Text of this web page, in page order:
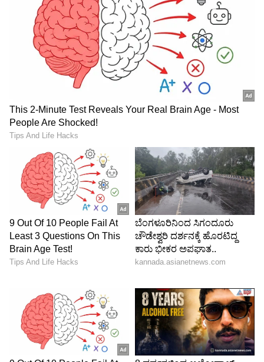
ಐಪಿಎಲ್ ಟೂರ್ನಿಯಲ್ಲಿ ಹನಿಟ್ರಾಪ್ ಹಾಗೂ ಲೈಂಗಿಕ
ಅಪಾಯ ಭೀತಿ ಎದುರಾಗಿರುವ ಕಾರಣ ಬಿಸಿಸಿಐ 7 ಪುಟಗಳ
ಭದ್ರತಾ ಮಾರ್ಗಸೂಚಿ ಹೊರಡಿಸಿದೆ. ಈ ಕುರಿತು ಬಿಸಿಸಿಐ
ಕಾರ್ಯದರ್ಶಿ ದೇವಜಿತ್ ಸೈಕಿಯಾ ಮಹತ್ವದ ಪ್ರಕಟಣೆ
ಹೊರಡಿಸಿದ್ದಾರೆ. ಐಪಿಎಲ್ ಲೀಗ್ ಟೂರ್ನಿಯ ಗೌರವ ಹಾಗೂ
5
Image Credit :Asianet News
ಹೊಟೆಲ್‌ನಲ್ಲಿ ಕಠಿಣ ಭದ್ರತಾ ನಿಯಮ
ವ್ಯಕ್ತಿಗಳಿಗೆ ಪ್ರವೇಶ ನಿರ್ಬಂಧಿಸಲಾಗಿದೆ. ಇಷ್ಟೇ ಅಲ್ಲ
ಕೊಠಡಿಗಳಿಗೆ ಯಾರನ್ನೇ ಆಹ್ವಾನಿಸಲು ಬಿಸಿಸಿಐ ಭದ್ರತಾ
ಅಧಿಕಾರಿಗಳ ಅನುಮತಿ ಕಡ್ಡಾಯ ಮಾಡಲಾಗಿದೆ. ಇದೇ ವೇಳೆ
ಸೋಶಿಯಲ್ ಮೀಡಿಯಾ ಸೇರಿದಂತೆ ಪ್ಲಾಟ್‌ಫಾರ್ಮ್